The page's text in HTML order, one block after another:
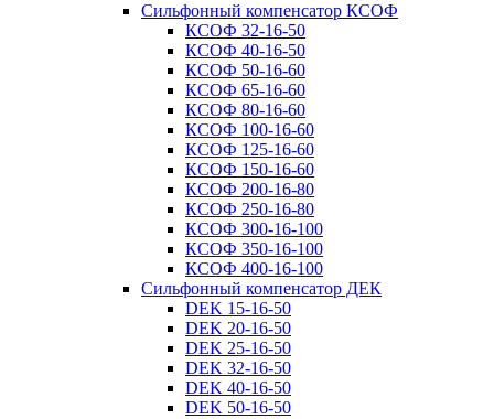
Сильфонный компенсатор КСОФ
КСОФ 32-16-50
КСОФ 40-16-50
КСОФ 50-16-60
КСОФ 65-16-60
КСОФ 80-16-60
КСОФ 100-16-60
КСОФ 125-16-60
КСОФ 150-16-60
КСОФ 200-16-80
КСОФ 250-16-80
КСОФ 300-16-100
КСОФ 350-16-100
КСОФ 400-16-100
Сильфонный компенсатор ДЕК
DEK 15-16-50
DEK 20-16-50
DEK 25-16-50
DEK 32-16-50
DEK 40-16-50
DEK 50-16-50